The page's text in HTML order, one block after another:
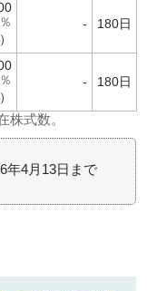
- 180日
- 180日
式数。
年4月13日まで